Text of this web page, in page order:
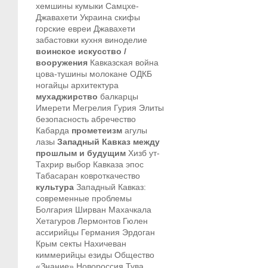
хемшины кумыки Самцхе-
Джавахети Украина скифы
горские евреи Джавахети
забастовки кухня виноделие
воинское искусство /
вооружения Кавказская война
цова-тушины молокане ОДКБ
ногайцы архитектура
мухаджирство балкарцы
Имерети Мегрелия Гурия Элиты
безопасность абречество
Кабарда прометеизм агулы
лазы Западный Кавказ между
прошлым и будущим Хизб ут-
Тахрир выбор Кавказа эпос
Табасаран ковроткачество
культура Западный Кавказ:
современные проблемы
Болгария Ширван Махачкала
Хетагуров Лермонтов Гюлен
ассирийцы Германия Эрдоган
Крым секты Нахичеван
киммерийцы езиды Общество